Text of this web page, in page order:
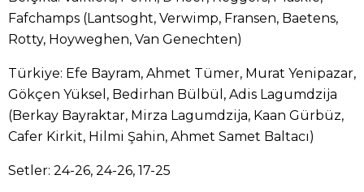
Fafchamps (Lantsoght, Verwimp, Fransen, Baetens,
Rotty, Hoyweghen, Van Genechten)
Türkiye: Efe Bayram, Ahmet Tümer, Murat Yenipazar,
Gökçen Yüksel, Bedirhan Bülbül, Adis Lagumdzija
(Berkay Bayraktar, Mirza Lagumdzija, Kaan Gürbüz,
Cafer Kirkit, Hilmi Şahin, Ahmet Samet Baltacı)
Setler: 24-26, 24-26, 17-25